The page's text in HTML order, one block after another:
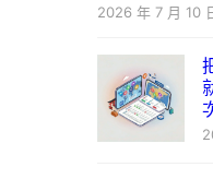
2026 年 7 月 10